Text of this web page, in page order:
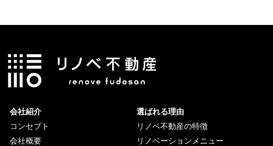
会社紹介
コンセプト
会社概要
選ばれる理由
リノベ不動産の特徴
リノベーションメニュー